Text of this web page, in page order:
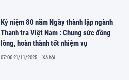
Kỷ niệm 80 năm Ngày thành lập ngành
Thanh tra Việt Nam : Chung sức đồng
lòng, hoàn thành tốt nhiệm vụ
07:06 21/11/2025 Xã hội